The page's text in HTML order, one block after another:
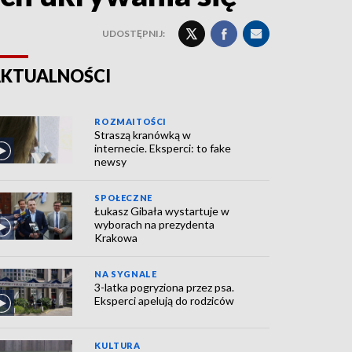
UDOSTĘPNIJ:
ROZMAITOŚCI
Straszą kranówką w
internecie. Eksperci: to fake
newsy
SPOŁECZNE
Łukasz Gibała wystartuje w
wyborach na prezydenta
Krakowa
NA SYGNALE
3-latka pogryziona przez psa.
Eksperci apelują do rodziców
KULTURA